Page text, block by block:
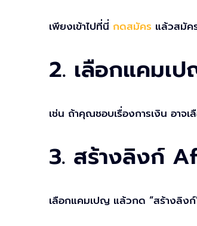
เพียงเข้าไปที่นี่ กดสมัคร แล้วสมัค
2. เลือกแคมเ
เช่น ถ้าคุณชอบเรื่องการเงิน อาจ
3. สร้างลิงก์
เลือกแคมเปญ แล้วกด “สร้างลิงก์